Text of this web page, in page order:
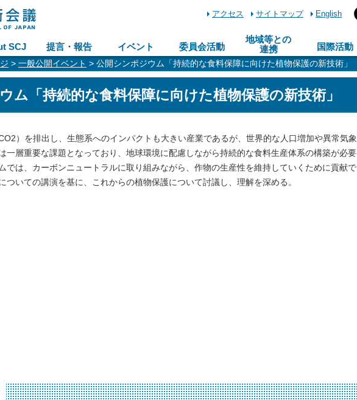
アクセス サイトマップ English
SCJ 提言・報告 イベント 委員会活動
地域等との
連携
国際活動
> 一般公開イベント > 公開シンポジウム「持続的な食料保障に向けた植物保護の新技術」
ム「持続的な食料保障に向けた植物保護の新技術」
）を排出し、生態系へのインパクトも大きい産業であるが、世界的な人口増加や異常気象
一層重要な課題となっており、地球環境に配慮しながら持続的な食料生産体系の構築が必要
では、カーボンニュートラルに取り組みながら、作物の生産性を維持していくために貢献で
ついての講演を基に、これからの植物保護について討議し、理解を深める。